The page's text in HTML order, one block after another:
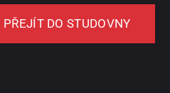
PŘEJÍT DO STUDOVNY